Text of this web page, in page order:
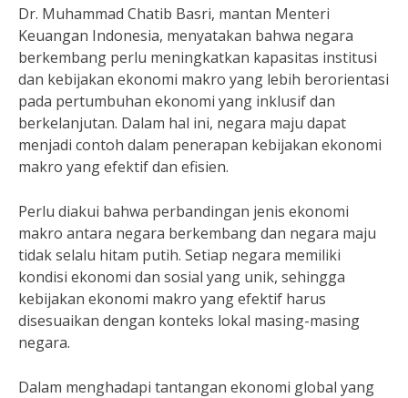
Dr. Muhammad Chatib Basri, mantan Menteri
Keuangan Indonesia, menyatakan bahwa negara
berkembang perlu meningkatkan kapasitas institusi
dan kebijakan ekonomi makro yang lebih berorientasi
pada pertumbuhan ekonomi yang inklusif dan
berkelanjutan. Dalam hal ini, negara maju dapat
menjadi contoh dalam penerapan kebijakan ekonomi
makro yang efektif dan efisien.
Perlu diakui bahwa perbandingan jenis ekonomi
makro antara negara berkembang dan negara maju
tidak selalu hitam putih. Setiap negara memiliki
kondisi ekonomi dan sosial yang unik, sehingga
kebijakan ekonomi makro yang efektif harus
disesuaikan dengan konteks lokal masing-masing
negara.
Dalam menghadapi tantangan ekonomi global yang